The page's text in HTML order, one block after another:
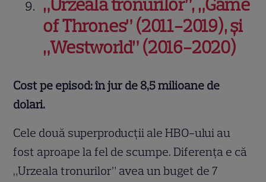
„Urzeala tronurilor”, „Game
of Thrones” (2011-2019), și
„Westworld” (2016-2020)
Cost pe episod: în jur de 8,5milioane de
dolari.
Cele două superproducții ale HBO-ului au
fost aproape la fel de scumpe. Diferența e că
„Urzeala tronurilor” avea un buget de 7